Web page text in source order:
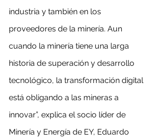
industria y también en los
proveedores de la minería. Aun
cuando la minería tiene una larga
historia de superación y desarrollo
tecnológico, la transformación digital
está obligando a las mineras a
innovar”, explica el socio líder de
Minería y Energía de EY, Eduardo